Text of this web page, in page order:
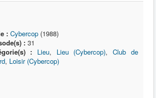
: Cybercop(1988)
:31
: Lieu, Lieu (Cybercop), Club de
, Loisir (Cybercop)